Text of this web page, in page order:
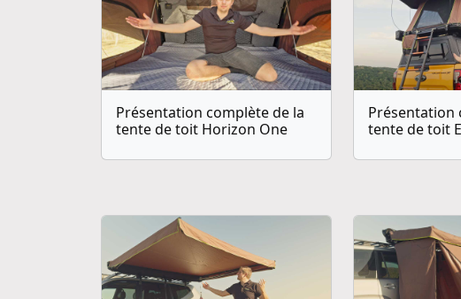
Présentation complète de la
tente de toit Horizon One
Présentation
tente de toit